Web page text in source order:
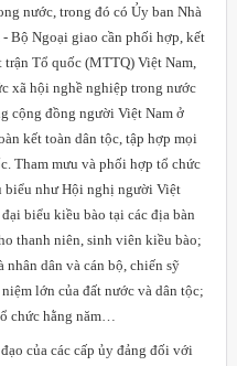
nước, trong đó có Ủy ban Nhà
Bộ Ngoại giao cần phối hợp, kết
Tổ quốc (MTTQ) Việt Nam,
xã hội nghề nghiệp trong nước
cộng đồng người Việt Nam ở
kết toàn dân tộc, tập hợp mọi
Tham mưu và phối hợp tổ chức
biểu như Hội nghị người Việt
biểu kiều bào tại các địa bàn
thanh niên, sinh viên kiều bào;
dân và cán bộ, chiến sỹ
lớn của đất nước và dân tộc;
chức hằng năm…
của các cấp ủy đảng đối với